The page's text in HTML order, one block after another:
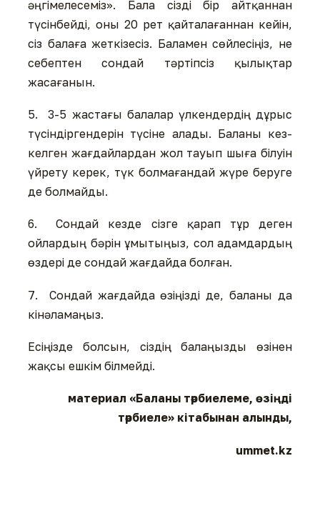
әңгімелесеміз». Бала сізді бір айтқаннан
түсінбейді, оны 20 рет қайталағаннан кейін,
сіз балаға жеткізесіз. Баламен сөйлесіңіз, не
себептен сондай тәртіпсіз қылықтар
жасағанын.
5. 3-5 жастағы балалар үлкендердің дұрыс
түсіндіргендерін түсіне алады. Баланы кез-
келген жағдайлардан жол тауып шыға білуін
үйрету керек, түк болмағандай жүре беруге
де болмайды.
6. Сондай кезде сізге қарап тұр деген
ойлардың бәрін ұмытыңыз, сол адамдардың
өздері де сондай жағдайда болған.
7. Сондай жағдайда өзіңізді де, баланы да
кінәламаңыз.
Есіңізде болсын, сіздің балаңызды өзінен
жақсы ешкім білмейді.
материал «Баланы тәрбиелеме, өзіңді
тәрбиеле» кітабынан алынды,
ummet.kz